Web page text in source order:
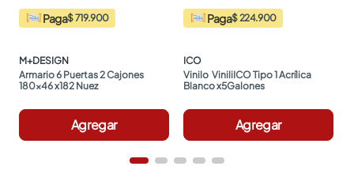
Paga$ 719.900
M+DESIGN
Armario 6 Puertas 2 Cajones
180x46 x182 Nuez
Agregar
Paga$ 224.900
ICO
Vinilo  ViniliICO Tipo 1 Acrílica
Blanco x5Galones
Agregar